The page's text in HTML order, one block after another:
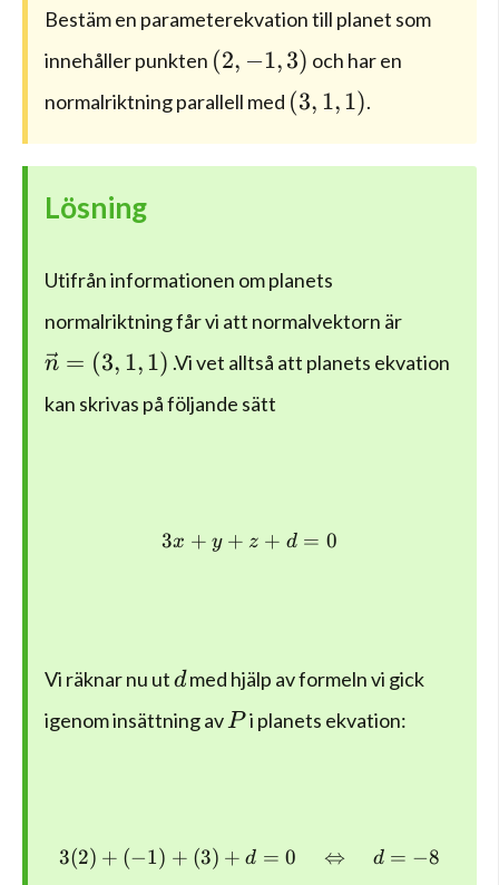
Bestäm en parameterekvation till planet som
innehåller punkten (2,-1,3)
(2, −1,3) och har en
normalriktning parallell med (3,1,1)
(3, 1,1).
Lösning
Utifrån informationen om planets
normalriktning får vi att normalvektorn är
\vec{n}=(3,1,1)
n = (3, 1,1) .Vi vet alltså att planets ekvation
kan skrivas på följande sätt
3x+y+z+d=0
3x + y + z + d = 0
Vi räknar nu ut d
dmed hjälp av formeln vi gick
igenom insättning av P
P i planets ekvation:
3(2)+(-
3(2) + (−1) + (3) + d = 0 ⇔ d = −8